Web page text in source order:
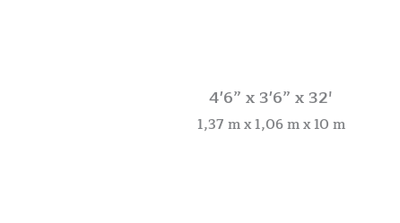
4'6” x 3'6” x 32′
1,37 m x 1,06 m x 10 m